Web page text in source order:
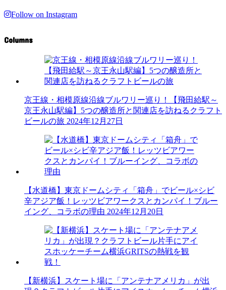
Follow on Instagram
Columns
京王線・相模原線沿線ブルワリー巡り！【飛田給駅～
京王永山駅編】5つの醸造所と関連店を訪ねるクラフト
ビールの旅 2024年12月27日
【水道橋】東京ドームシティ「箱舟」でビール×シビ
辛アジア飯！レッツビアワークスとカンパイ！ブルー
イング、コラボの理由 2024年12月20日
【新横浜】スケート場に「アンテナアメリカ」が出